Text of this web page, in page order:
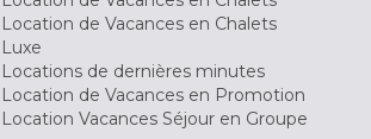
Location de Vacances en Chalets
Luxe
Locations de dernières minutes
Location de Vacances en Promotion
Location Vacances Séjour en Groupe